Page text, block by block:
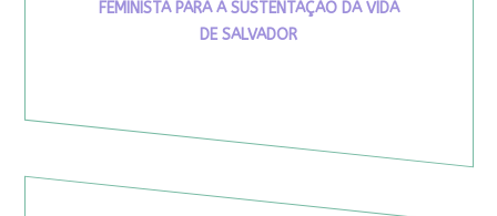
FEMINISTA PARA A SUSTENTAÇÃO DA VIDA
DE SALVADOR